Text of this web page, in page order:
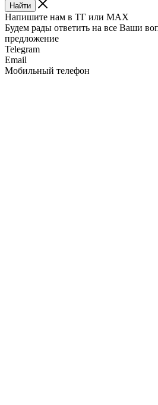
Найти
Напишите нам в ТГ или MAX
Будем рады ответить на все Ваши
предложение
Telegram
Email
Мобильный телефон